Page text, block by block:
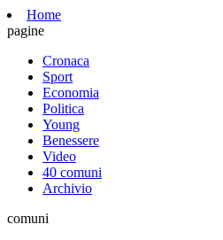
Home
pagine
Cronaca
Sport
Economia
Politica
Young
Benessere
Video
40 comuni
Archivio
comuni